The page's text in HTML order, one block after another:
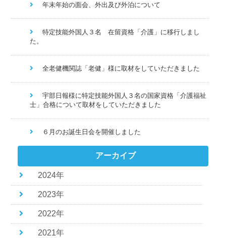
年末年始の面会、外出及び外泊について
特定技能外国人３名 在留資格「介護」に移行しまし
た。
全老健機関誌「老健」様に取材をしていただきました
宇部日報様に特定技能外国人３名の国家資格「介護福祉
士」合格について取材をしていただきました
６月のお誕生日会を開催しました
アーカイブ
2024年
2023年
2022年
2021年